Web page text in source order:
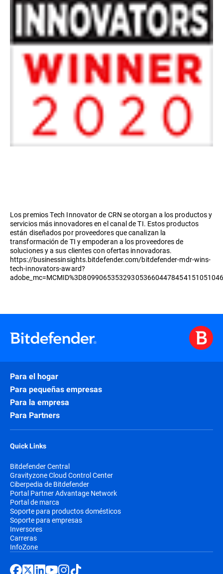
Los premios Tech Innovator de CRN se otorgan a los productos y
servicios más innovadores en el canal de TI. Estos productos
están diseñados por proveedores que canalizan la
transformación de TI y empoderan a los proveedores de
soluciones y a sus clientes con ofertas innovadoras.
https://businessinsights.bitdefender.com/bitdefender-mdr-wins-
tech-innovators-award?
Para el hogar
Para pequeñas empresas
Para la empresa
Para Partners
Quick Links
Bitdefender Central
Gravityzone Cloud Control Center
Ciberpedia de Bitdefender
Portal Partner Advantage Network
Portal de marca
Soporte para productos domésticos
Soporte para empresas
Inversores
Carreras
InfoZone